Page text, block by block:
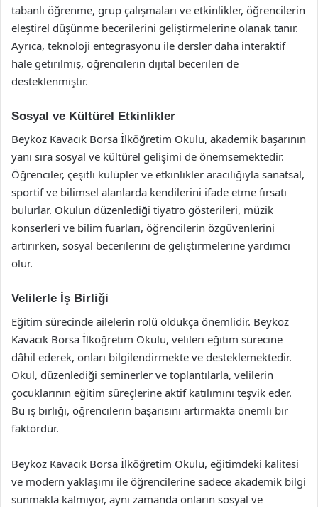
tabanlı öğrenme, grup çalışmaları ve etkinlikler, öğrencilerin
eleştirel düşünme becerilerini geliştirmelerine olanak tanır.
Ayrıca, teknoloji entegrasyonu ile dersler daha interaktif
hale getirilmiş, öğrencilerin dijital becerileri de
desteklenmiştir.
Sosyal ve Kültürel Etkinlikler
Beykoz Kavacık Borsa İlköğretim Okulu, akademik başarının
yanı sıra sosyal ve kültürel gelişimi de önemsemektedir.
Öğrenciler, çeşitli kulüpler ve etkinlikler aracılığıyla sanatsal,
sportif ve bilimsel alanlarda kendilerini ifade etme fırsatı
bulurlar. Okulun düzenlediği tiyatro gösterileri, müzik
konserleri ve bilim fuarları, öğrencilerin özgüvenlerini
artırırken, sosyal becerilerini de geliştirmelerine yardımcı
olur.
Velilerle İş Birliği
Eğitim sürecinde ailelerin rolü oldukça önemlidir. Beykoz
Kavacık Borsa İlköğretim Okulu, velileri eğitim sürecine
dâhil ederek, onları bilgilendirmekte ve desteklemektedir.
Okul, düzenlediği seminerler ve toplantılarla, velilerin
çocuklarının eğitim süreçlerine aktif katılımını teşvik eder.
Bu iş birliği, öğrencilerin başarısını artırmakta önemli bir
faktördür.
Beykoz Kavacık Borsa İlköğretim Okulu, eğitimdeki kalitesi
ve modern yaklaşımı ile öğrencilerine sadece akademik bilgi
sunmakla kalmıyor, aynı zamanda onların sosyal ve